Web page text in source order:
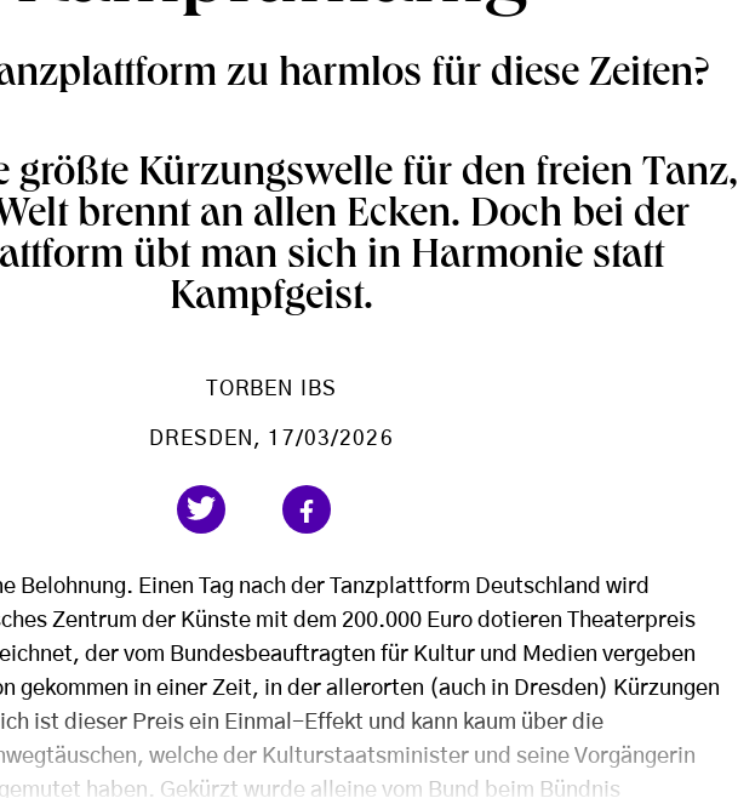
zu harmlos für diese Zeiten?
größte Kürzungswelle für den freien Tanz,
brennt an allen Ecken. Doch bei der
übt man sich in Harmonie statt
Kampfgeist.
TORBEN IBS
DRESDEN , 17/03/2026
Belohnung. Einen Tag nach der Tanzplattform Deutschland wird
Zentrum der Künste mit dem 200.000 Euro dotieren Theaterpreis
der vom Bundesbeauftragten für Kultur und Medien vergeben
gekommen in einer Zeit, in der allerorten (auch in Dresden) Kürzungen
ist dieser Preis ein Einmal-Effekt und kann kaum über die
welche der Kulturstaatsminister und seine Vorgängerin
haben. Gekürzt wurde alleine vom Bund beim Bündnis